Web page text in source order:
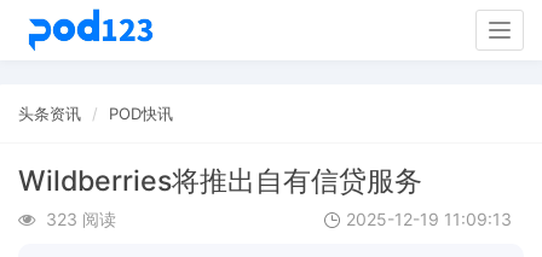
头条资讯 POD快讯
Wildberries将推出自有信贷服务
323 阅读 2025-12-19 11:09:13